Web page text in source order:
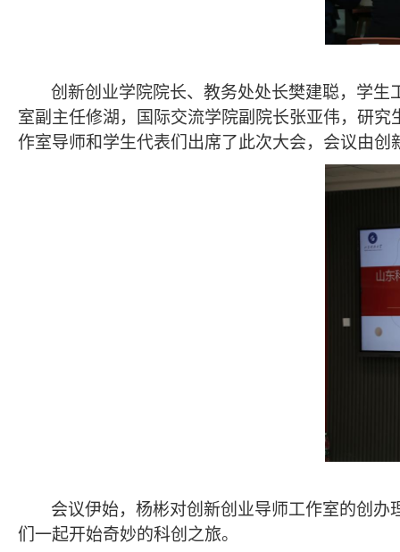
创新创业学院院长、教务处处长樊建聪，学
室副主任修湖，国际交流学院副院长张亚伟，研
作室导师和学生代表们出席了此次大会，会议由创
会议伊始，杨彬对创新创业导师工作室的创
们一起开始奇妙的科创之旅。